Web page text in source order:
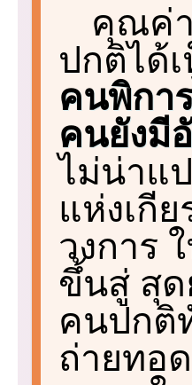
คุณค่
ปกติได้
คนพิกา
คนยังมี
ไม่น่าแ
แห่งเกี
วงการ
ขึ้นสู่ สุด
คนปกติ
ถ่ายทอ